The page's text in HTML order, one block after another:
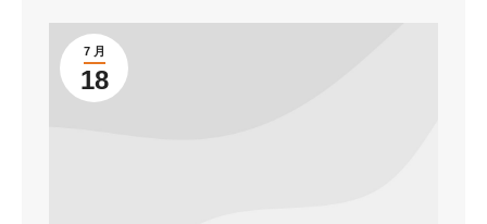
7 月
18